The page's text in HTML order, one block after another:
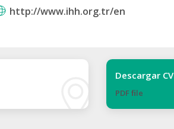
http://www.ihh.org.tr/en
Descargar CV
PDF ﬁle